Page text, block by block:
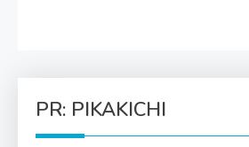
PR: PIKAKICHI